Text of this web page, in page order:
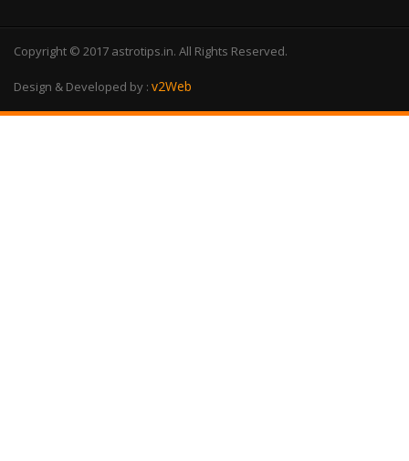
Copyright © 2017 astrotips.in. All Rights Reserved.
Design & Developed by : v2Web